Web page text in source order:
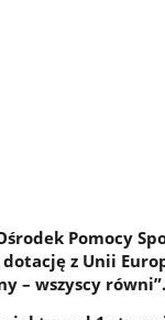
Pomocy
dotację z Unii
– wszyscy równi”.